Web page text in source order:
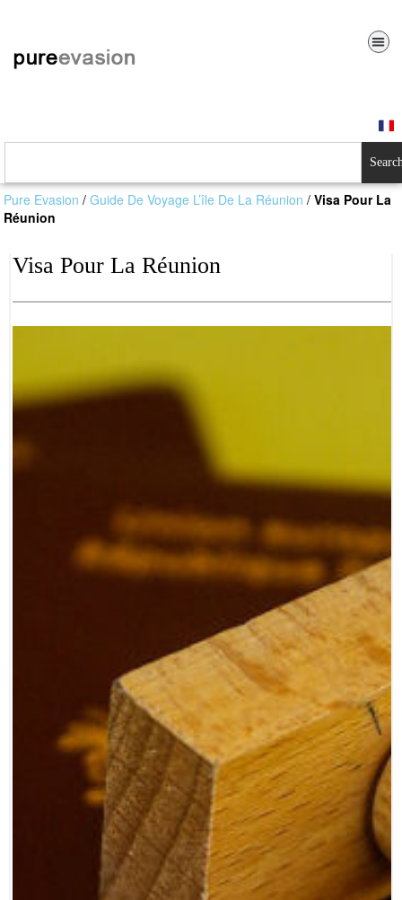
Pure Evasion /Guide De Voyage L’île De La Réunion /Visa Pour La
Réunion
Visa Pour La Réunion